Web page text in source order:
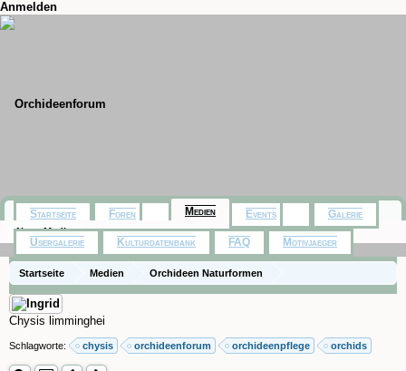
Anmelden
Startseite Medien Orchideen Naturformen
Chysis limminghei
Schlagworte: chysis orchideenforum orchideenpflege orchids
Startseite Foren Medien
Neue Medien
Events Galerie
Usergalerie Kulturdatenbank FAQ Motivjaeger